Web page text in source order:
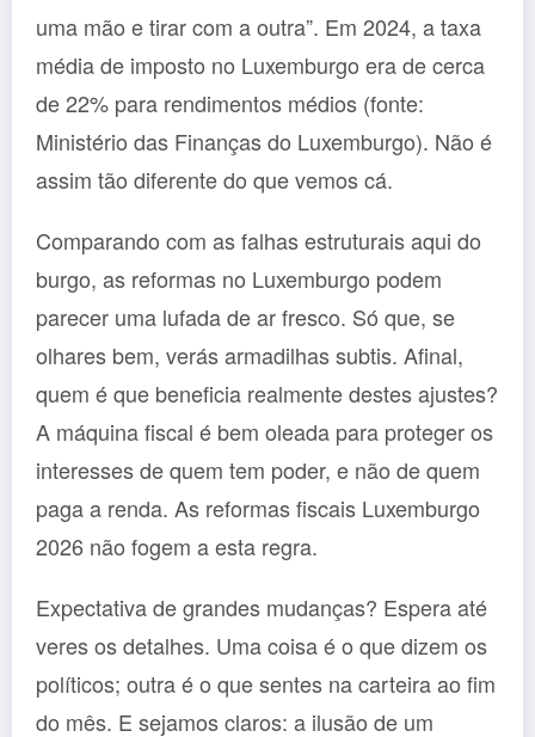
uma mão e tirar com a outra”. Em 2024, a taxa
média de imposto no Luxemburgo era de cerca
de 22% para rendimentos médios (fonte:
Ministério das Finanças do Luxemburgo). Não é
assim tão diferente do que vemos cá.
Comparando com as falhas estruturais aqui do
burgo, as reformas no Luxemburgo podem
parecer uma lufada de ar fresco. Só que, se
olhares bem, verás armadilhas subtis. Afinal,
quem é que beneficia realmente destes ajustes?
A máquina fiscal é bem oleada para proteger os
interesses de quem tem poder, e não de quem
paga a renda. As reformas fiscais Luxemburgo
2026 não fogem a esta regra.
Expectativa de grandes mudanças? Espera até
veres os detalhes. Uma coisa é o que dizem os
políticos; outra é o que sentes na carteira ao fim
do mês. E sejamos claros: a ilusão de um